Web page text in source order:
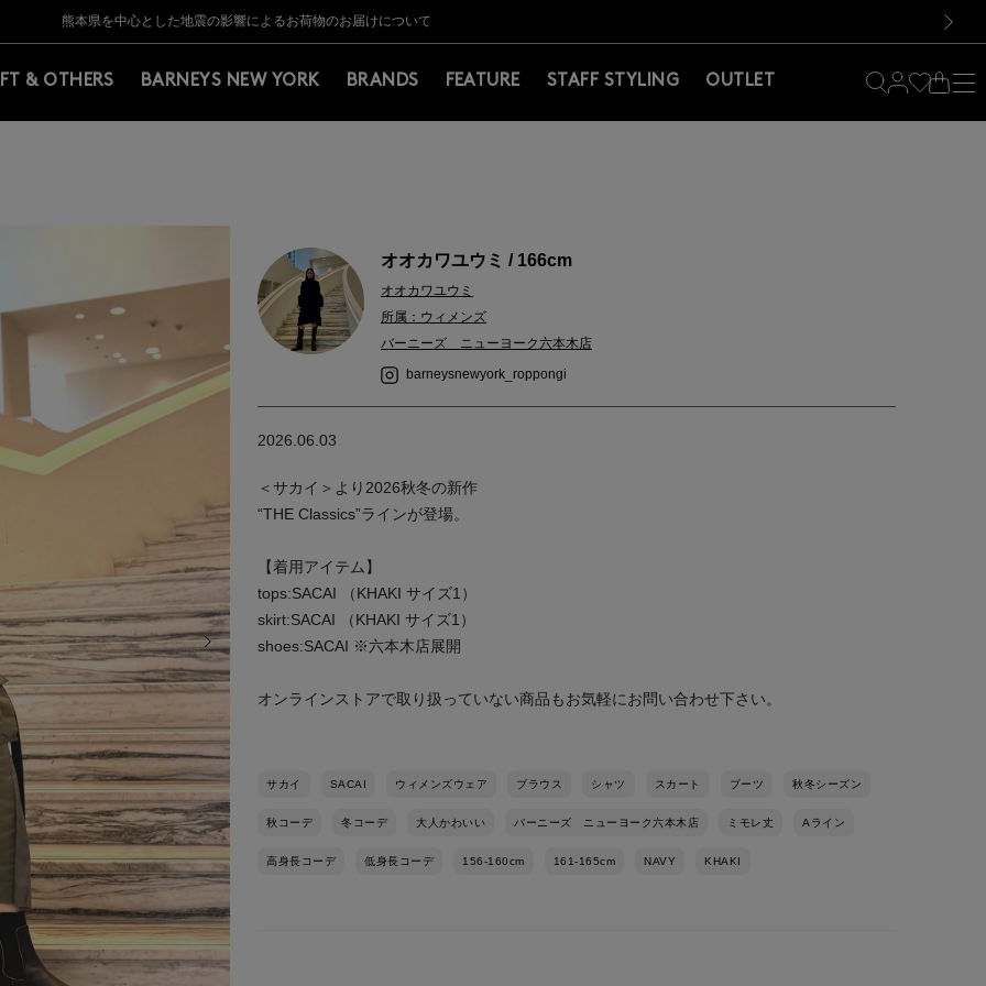
BARNEYS＞会員のお客様は11,000円（税込）以上のお買上げで常時送料無料！お買い物の際は会員登録を！
【夏季休業に伴う返品・交換承り一時停止のお知らせ】（2026.8.5）
熊本県を中心とした地震の影響によるお荷物のお届けについて
【開催中】SUMMER SALEのご案内・ご注意事項
BARNEYS＞会員のお客様は11,000円（税込）以上のお買上げで常時送料無料！お買い物の際は会員登録を！
【夏季休業に伴う返品・交換承り一時停止のお知らせ】（2026.8.5）
& OTHERS BARNEYS NEW YORK BRANDS FEATURE STAFF STYLING OUTLET
次の画像
オオカワユウミ / 166cm
オオカワユウミ
所属：ウィメンズ
バーニーズ ニューヨーク六本木店
barneysnewyork_roppongi
2026.06.03
＜サカイ＞より2026秋冬の新作
“THE Classics”ラインが登場。
【着用アイテム】
tops:SACAI （KHAKI サイズ1）
skirt:SACAI （KHAKI サイズ1）
shoes:SACAI ※六本木店展開
オンラインストアで取り扱っていない商品もお気軽にお問い合わせ下さい。
サカイ SACAI ウィメンズウェア ブラウス シャツ スカート ブーツ 秋冬シーズン
秋コーデ 冬コーデ 大人かわいい バーニーズ ニューヨーク六本木店 ミモレ丈 Aライン
高身長コーデ 低身長コーデ 156-160cm 161-165cm NAVY KHAKI